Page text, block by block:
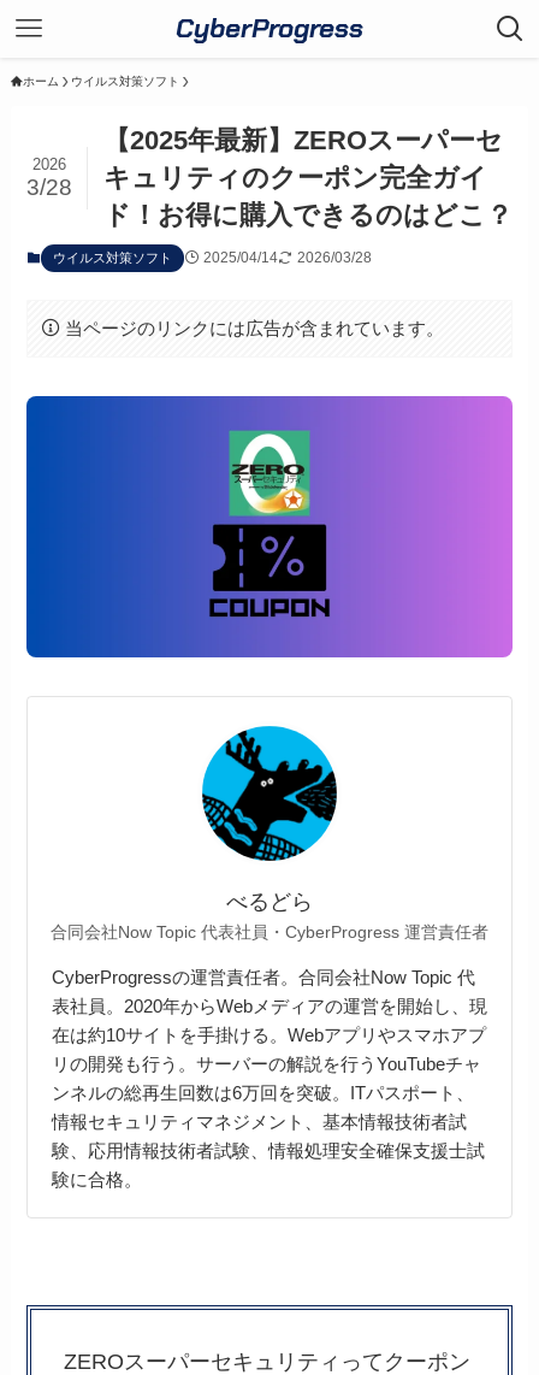
CyberProgress
ホーム ウイルス対策ソフト
【2025年最新】ZEROスーパーセ
キュリティのクーポン完全ガイ
ド！お得に購入できるのはどこ？
2026
3/28
ウイルス対策ソフト 2025/04/14 2026/03/28
当ページのリンクには広告が含まれています。
べるどら
合同会社Now Topic 代表社員・CyberProgress 運営責任者
CyberProgressの運営責任者。合同会社Now Topic 代
表社員。2020年からWebメディアの運営を開始し、現
在は約10サイトを手掛ける。Webアプリやスマホアプ
リの開発も行う。サーバーの解説を行うYouTubeチャ
ンネルの総再生回数は6万回を突破。ITパスポート、
情報セキュリティマネジメント、基本情報技術者試
験、応用情報技術者試験、情報処理安全確保支援士試
験に合格。
ZEROスーパーセキュリティってクーポン